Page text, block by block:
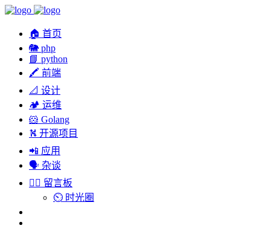
🏠 首页
🐘 php
📘 python
🖍 前端
📐 设计
🏕︎ 运维
🐹 Golang
⛕ 开源项目
📲 应用
🗣︎ 杂谈
✍🏻 留言板
⏲️ 时光圈